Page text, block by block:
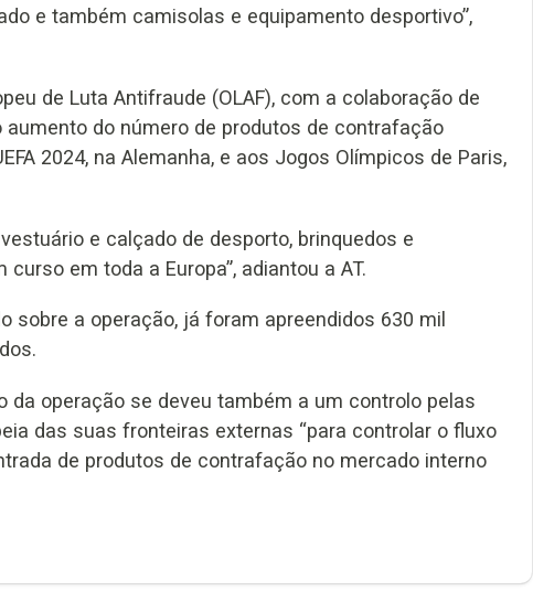
e também camisolas e equipamento desportivo”,
de Luta Antifraude (OLAF), com a colaboração de
aumento do número de produtos de contrafação
2024, na Alemanha, e aos Jogos Olímpicos de Paris,
e calçado de desporto, brinquedos e
em toda a Europa”, adiantou a AT.
sobre a operação, já foram apreendidos 630 mil
da operação se deveu também a um controlo pelas
das suas fronteiras externas “para controlar o fluxo
de produtos de contrafação no mercado interno